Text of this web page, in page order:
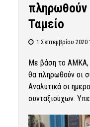
πληρωθούν
Ταμείο
1 Σεπτεμβρίου 2020
Με βάση το ΑΜΚΑ,
θα πληρωθούν οι
Αναλυτικά οι
συνταξιούχων.